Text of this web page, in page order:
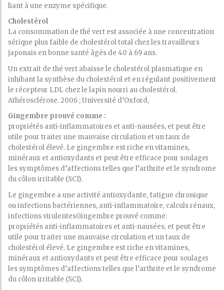
liant à une enzyme spécifique.
Cholestérol
La consommation de thé vert est associée à une concentration
sérique plus faible de cholestérol total chez les travailleurs
japonais en bonne santé âgés de 40 à 69 ans.
Un extrait de thé vert abaisse le cholestérol plasmatique en
inhibant la synthèse du cholestérol et en régulant positivement
le récepteur LDL chez le lapin nourri au cholestérol.
Athérosclérose. 2006 ; Université d’Oxford,
Gingembre prouvé comme :
propriétés anti-inflammatoires et anti-nausées, et peut être
utile pour traiter une mauvaise circulation et un taux de
cholestérol élevé. Le gingembre est riche en vitamines,
minéraux et antioxydants et peut être efficace pour soulager
les symptômes d’affections telles que l’arthrite et le syndrome
du côlon irritable (SCI).
Le gingembre a une activité antioxydante, fatigue chronique
ou infections bactériennes, anti-inflammatoire, calculs rénaux,
infections virulentesGingembre prouvé comme:
propriétés anti-inflammatoires et anti-nausées, et peut être
utile pour traiter une mauvaise circulation et un taux de
cholestérol élevé. Le gingembre est riche en vitamines,
minéraux et antioxydants et peut être efficace pour soulager
les symptômes d’affections telles que l’arthrite et le syndrome
du côlon irritable (SCI).